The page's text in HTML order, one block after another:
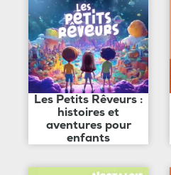
Les Petits Rêveurs :
histoires et
aventures pour
enfants